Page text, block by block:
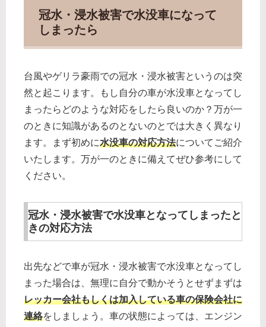
冠水・浸水被害で水没車になって
しまったら
台風やゲリラ豪雨での冠水・浸水被害というのは突
然と起こります。もし自分の車が水没車となってし
まったらどのような対応をしたら良いのか？万が一
のときに知識があるのとないのとでは大きく異なり
ます。まず初めに水没車の対応方法についてご紹介
いたします。万が一のときに備えてぜひ参考にして
ください。
冠水・浸水被害で水没車となってしまったと
きの対応方法
出先などで車が冠水・浸水被害で水没車となってし
まった場合は、無理に自分で動かそうとせずまずは
レッカー会社もしくは加入している車の保険会社に
連絡をしましょう。車の状態によっては、エンジン